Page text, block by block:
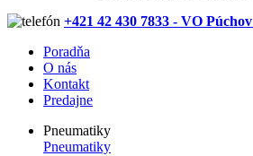
+421 42 430 7833 - VO Púchov
Poradňa
O nás
Kontakt
Predajne
Pneumatiky
Pneumatiky